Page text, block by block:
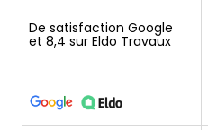
De satisfaction Google
et 8,4 sur Eldo Travaux